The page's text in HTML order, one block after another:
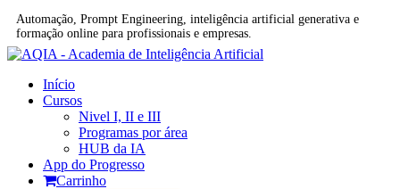
Automação, Prompt Engineering, inteligência artificial generativa e
formação online para profissionais e empresas.
Início
Cursos
Nivel I, II e III
Programas por área
HUB da IA
App do Progresso
Carrinho